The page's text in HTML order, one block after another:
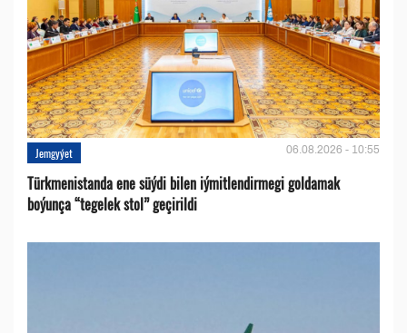
Jemgyýet 06.08.2026 - 10:55
Türkmenistanda ene süýdi bilen iýmitlendirmegi goldamak
boýunça “tegelek stol” geçirildi